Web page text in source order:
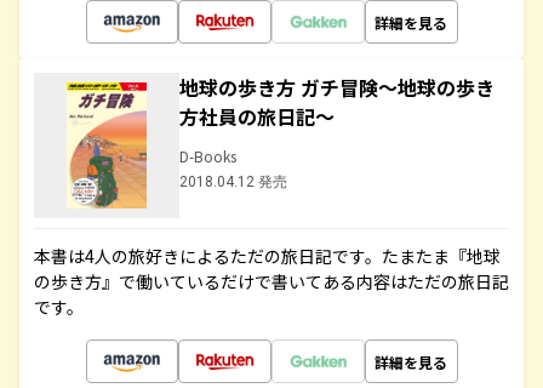
詳細を見る
地球の歩き方 ガチ冒険～地球の歩き
方社員の旅日記～
D-Books
2018.04.12 発売
本書は4人の旅好きによるただの旅日記です。たまたま『地球
の歩き方』で働いているだけで書いてある内容はただの旅日記
です。
詳細を見る